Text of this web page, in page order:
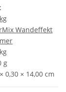
Wandeffekt
kg
g
0,30 × 14,00 cm